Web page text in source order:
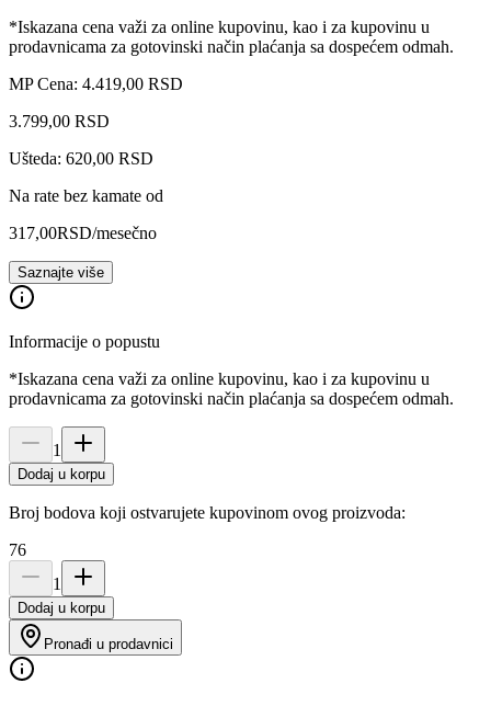
*Iskazana cena važi za online kupovinu, kao i za kupovinu u
prodavnicama za gotovinski način plaćanja sa dospećem odmah.
MP Cena: 4.419,00 RSD
3.799,00 RSD
Ušteda: 620,00 RSD
Na rate bez kamate od
317,00RSD/mesečno
Saznajte više
Informacije o popustu
*Iskazana cena važi za online kupovinu, kao i za kupovinu u
prodavnicama za gotovinski način plaćanja sa dospećem odmah.
1
Dodaj u korpu
Broj bodova koji ostvarujete kupovinom ovog proizvoda:
76
1
Dodaj u korpu
Pronađi u prodavnici